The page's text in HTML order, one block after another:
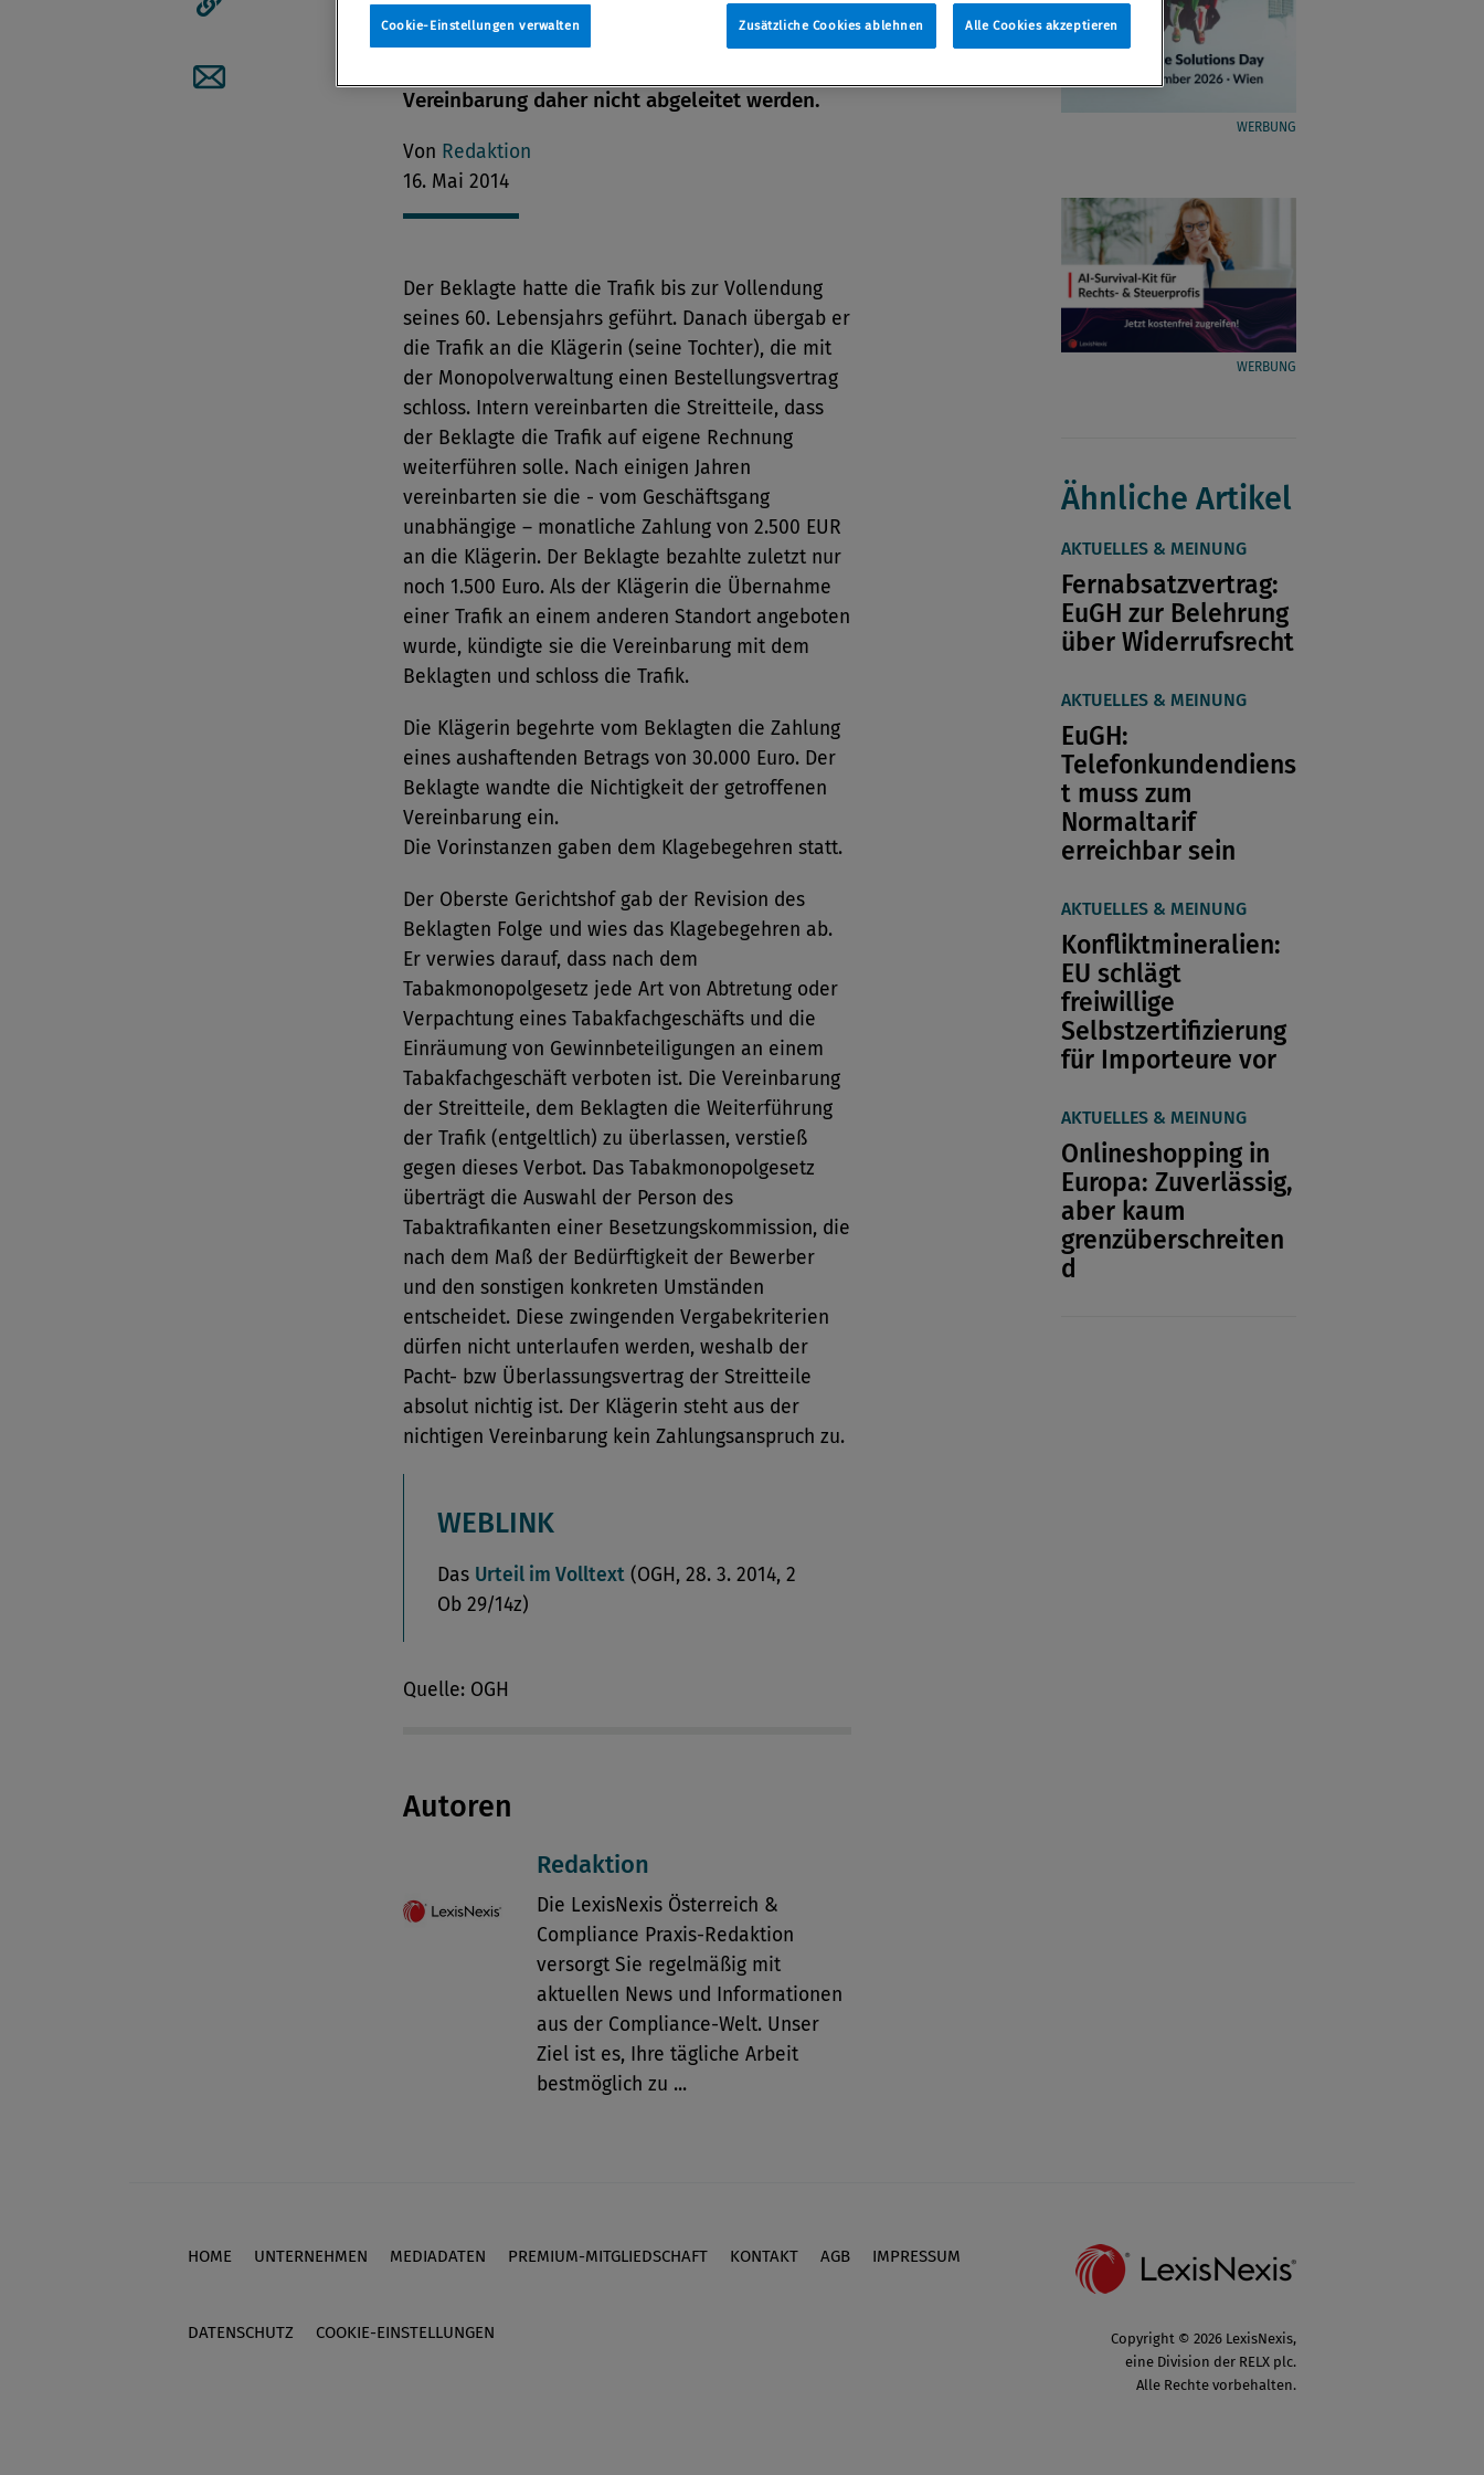
Artikellink kopieren
Artikel per Mail teilen
Monopolverwaltung verstößt gegen ein
gesetzliches Verbot und ist absolut nichtig.
Vereinbarung daher nicht abgeleitet werden.
Von Redaktion
16. Mai 2014
Der Beklagte hatte die Trafik bis zur Vollendung
seines 60. Lebensjahrs geführt. Danach übergab er
die Trafik an die Klägerin (seine Tochter), die mit
der Monopolverwaltung einen Bestellungsvertrag
schloss. Intern vereinbarten die Streitteile, dass
der Beklagte die Trafik auf eigene Rechnung
weiterführen solle. Nach einigen Jahren
vereinbarten sie die - vom Geschäftsgang
unabhängige – monatliche Zahlung von 2.500 EUR
an die Klägerin. Der Beklagte bezahlte zuletzt nur
noch 1.500 Euro. Als der Klägerin die Übernahme
einer Trafik an einem anderen Standort angeboten
wurde, kündigte sie die Vereinbarung mit dem
Beklagten und schloss die Trafik.
Die Klägerin begehrte vom Beklagten die Zahlung
eines aushaftenden Betrags von 30.000 Euro. Der
Beklagte wandte die Nichtigkeit der getroffenen
Vereinbarung ein.
Die Vorinstanzen gaben dem Klagebegehren statt.
Der Oberste Gerichtshof gab der Revision des
Beklagten Folge und wies das Klagebegehren ab.
Er verwies darauf, dass nach dem
Tabakmonopolgesetz jede Art von Abtretung oder
Verpachtung eines Tabakfachgeschäfts und die
Einräumung von Gewinnbeteiligungen an einem
Tabakfachgeschäft verboten ist. Die Vereinbarung
der Streitteile, dem Beklagten die Weiterführung
der Trafik (entgeltlich) zu überlassen, verstieß
gegen dieses Verbot. Das Tabakmonopolgesetz
überträgt die Auswahl der Person des
Tabaktrafikanten einer Besetzungskommission, die
nach dem Maß der Bedürftigkeit der Bewerber
und den sonstigen konkreten Umständen
entscheidet. Diese zwingenden Vergabekriterien
dürfen nicht unterlaufen werden, weshalb der
Pacht- bzw Überlassungsvertrag der Streitteile
absolut nichtig ist. Der Klägerin steht aus der
nichtigen Vereinbarung kein Zahlungsanspruch zu.
WEBLINK
Das Urteil im Volltext (OGH, 28. 3. 2014, 2
Ob 29/14z)
Quelle: OGH
Autoren
Redaktion
Die LexisNexis Österreich &
Compliance Praxis-Redaktion
versorgt Sie regelmäßig mit
aktuellen News und Informationen
aus der Compliance-Welt. Unser
Ziel ist es, Ihre tägliche Arbeit
bestmöglich zu ...
WERBUNG
WERBUNG
Ähnliche Artikel
AKTUELLES & MEINUNG
Fernabsatzvertrag:
EuGH zur Belehrung
über Widerrufsrecht
AKTUELLES & MEINUNG
EuGH:
Telefonkundendiens
t muss zum
Normaltarif
erreichbar sein
AKTUELLES & MEINUNG
Konfliktmineralien:
EU schlägt
freiwillige
Selbstzertifizierung
für Importeure vor
AKTUELLES & MEINUNG
Onlineshopping in
Europa: Zuverlässig,
aber kaum
grenzüberschreiten
d
Footer
HOME UNTERNEHMEN MEDIADATEN PREMIUM-MITGLIEDSCHAFT KONTAKT AGB IMPRESSUM
DATENSCHUTZ COOKIE-EINSTELLUNGEN
Copyright © 2026 LexisNexis,
eine Division der RELX plc.
Alle Rechte vorbehalten.
Zusätzliche Cookies ablehnen Alle Cookies akzeptieren
Cookie-Einstellungen verwalten